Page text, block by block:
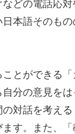
どの電話応
本語そのも
とができる
分の意見を
対話を考え
す。また、